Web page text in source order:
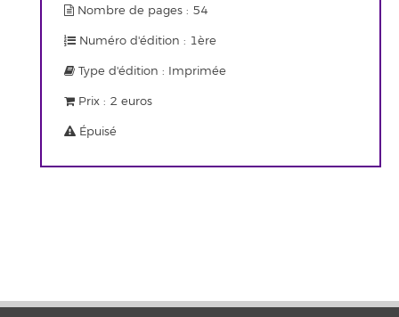
Nombre de pages : 54
Numéro d'édition : 1ère
Type d'édition : Imprimée
Prix : 2 euros
Épuisé